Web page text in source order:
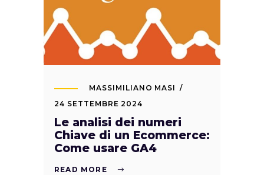
MASSIMILIANO MASI
24 SETTEMBRE 2024
Le analisi dei numeri
Chiave di un Ecommerce:
Come usare GA4
READ MORE